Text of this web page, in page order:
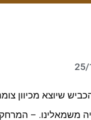
נמצאת בצד הצפוני של כביש 99